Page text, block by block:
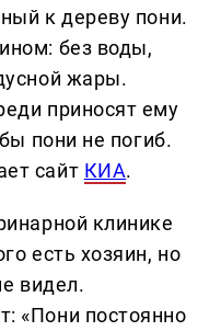
к дереву пони.
без воды,
жары.
приносят ему
пони не погиб.
сайт КИА.
клинике
есть хозяин, но
видел.
«Пони постоянно